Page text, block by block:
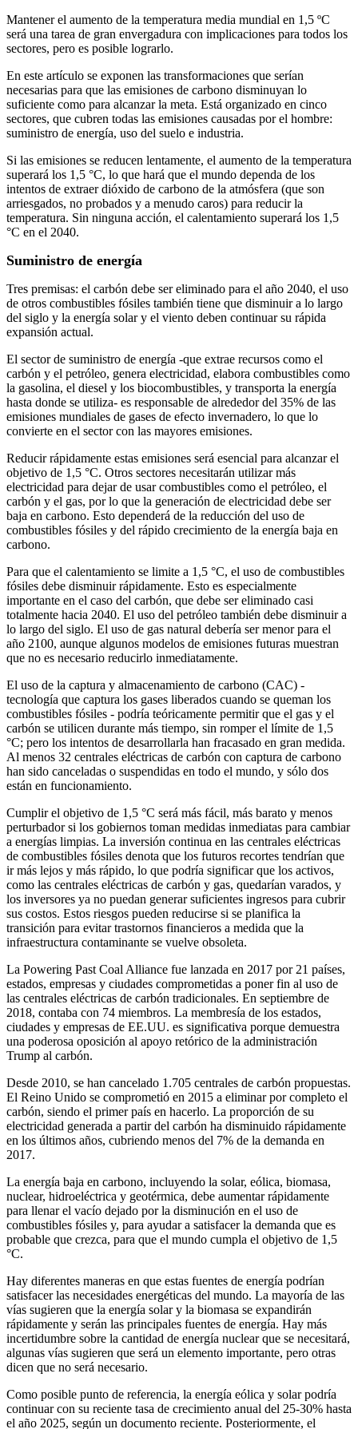
Mantener el aumento de la temperatura media mundial en 1,5 ºC
será una tarea de gran envergadura con implicaciones para todos los
sectores, pero es posible lograrlo.
En este artículo se exponen las transformaciones que serían
necesarias para que las emisiones de carbono disminuyan lo
suficiente como para alcanzar la meta. Está organizado en cinco
sectores, que cubren todas las emisiones causadas por el hombre:
suministro de energía, uso del suelo e industria.
Si las emisiones se reducen lentamente, el aumento de la temperatura
superará los 1,5 °C, lo que hará que el mundo dependa de los
intentos de extraer dióxido de carbono de la atmósfera (que son
arriesgados, no probados y a menudo caros) para reducir la
temperatura. Sin ninguna acción, el calentamiento superará los 1,5
°C en el 2040.
Suministro de energía
Tres premisas: el carbón debe ser eliminado para el año 2040, el uso
de otros combustibles fósiles también tiene que disminuir a lo largo
del siglo y la energía solar y el viento deben continuar su rápida
expansión actual.
El sector de suministro de energía -que extrae recursos como el
carbón y el petróleo, genera electricidad, elabora combustibles como
la gasolina, el diesel y los biocombustibles, y transporta la energía
hasta donde se utiliza- es responsable de alrededor del 35% de las
emisiones mundiales de gases de efecto invernadero, lo que lo
convierte en el sector con las mayores emisiones.
Reducir rápidamente estas emisiones será esencial para alcanzar el
objetivo de 1,5 °C. Otros sectores necesitarán utilizar más
electricidad para dejar de usar combustibles como el petróleo, el
carbón y el gas, por lo que la generación de electricidad debe ser
baja en carbono. Esto dependerá de la reducción del uso de
combustibles fósiles y del rápido crecimiento de la energía baja en
carbono.
Para que el calentamiento se limite a 1,5 °C, el uso de combustibles
fósiles debe disminuir rápidamente. Esto es especialmente
importante en el caso del carbón, que debe ser eliminado casi
totalmente hacia 2040. El uso del petróleo también debe disminuir a
lo largo del siglo. El uso de gas natural debería ser menor para el
año 2100, aunque algunos modelos de emisiones futuras muestran
que no es necesario reducirlo inmediatamente.
El uso de la captura y almacenamiento de carbono (CAC) -
tecnología que captura los gases liberados cuando se queman los
combustibles fósiles - podría teóricamente permitir que el gas y el
carbón se utilicen durante más tiempo, sin romper el límite de 1,5
°C; pero los intentos de desarrollarla han fracasado en gran medida.
Al menos 32 centrales eléctricas de carbón con captura de carbono
han sido canceladas o suspendidas en todo el mundo, y sólo dos
están en funcionamiento.
Cumplir el objetivo de 1,5 °C será más fácil, más barato y menos
perturbador si los gobiernos toman medidas inmediatas para cambiar
a energías limpias. La inversión continua en las centrales eléctricas
de combustibles fósiles denota que los futuros recortes tendrían que
ir más lejos y más rápido, lo que podría significar que los activos,
como las centrales eléctricas de carbón y gas, quedarían varados, y
los inversores ya no puedan generar suficientes ingresos para cubrir
sus costos. Estos riesgos pueden reducirse si se planifica la
transición para evitar trastornos financieros a medida que la
infraestructura contaminante se vuelve obsoleta.
La Powering Past Coal Alliance fue lanzada en 2017 por 21 países,
estados, empresas y ciudades comprometidas a poner fin al uso de
las centrales eléctricas de carbón tradicionales. En septiembre de
2018, contaba con 74 miembros. La membresía de los estados,
ciudades y empresas de EE.UU. es significativa porque demuestra
una poderosa oposición al apoyo retórico de la administración
Trump al carbón.
Desde 2010, se han cancelado 1.705 centrales de carbón propuestas.
El Reino Unido se comprometió en 2015 a eliminar por completo el
carbón, siendo el primer país en hacerlo. La proporción de su
electricidad generada a partir del carbón ha disminuido rápidamente
en los últimos años, cubriendo menos del 7% de la demanda en
2017.
La energía baja en carbono, incluyendo la solar, eólica, biomasa,
nuclear, hidroeléctrica y geotérmica, debe aumentar rápidamente
para llenar el vacío dejado por la disminución en el uso de
combustibles fósiles y, para ayudar a satisfacer la demanda que es
probable que crezca, para que el mundo cumpla el objetivo de 1,5
°C.
Hay diferentes maneras en que estas fuentes de energía podrían
satisfacer las necesidades energéticas del mundo. La mayoría de las
vías sugieren que la energía solar y la biomasa se expandirán
rápidamente y serán las principales fuentes de energía. Hay más
incertidumbre sobre la cantidad de energía nuclear que se necesitará,
algunas vías sugieren que será un elemento importante, pero otras
dicen que no será necesario.
Como posible punto de referencia, la energía eólica y solar podría
continuar con su reciente tasa de crecimiento anual del 25-30% hasta
el año 2025, según un documento reciente. Posteriormente, el